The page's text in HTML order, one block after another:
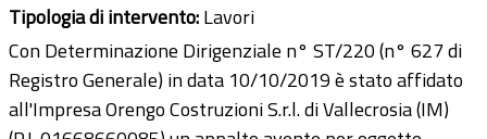
Tipologia di intervento:Lavori
Con Determinazione Dirigenziale n° ST/220 (n° 627 di
Registro Generale) in data 10/10/2019 è stato affidato
all'Impresa Orengo Costruzioni S.r.l. di Vallecrosia (IM)